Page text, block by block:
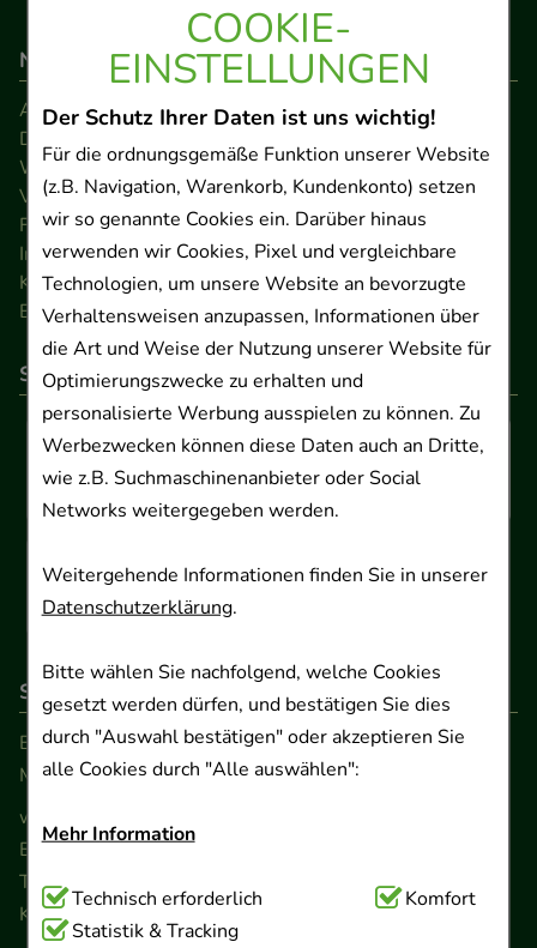
COOKIE-
EINSTELLUNGEN
Der Schutz Ihrer Daten ist uns wichtig!
Für die ordnungsgemäße Funktion unserer Website
(z.B. Navigation, Warenkorb, Kundenkonto) setzen
wir so genannte Cookies ein. Darüber hinaus
verwenden wir Cookies, Pixel und vergleichbare
Technologien, um unsere Website an bevorzugte
Verhaltensweisen anzupassen, Informationen über
die Art und Weise der Nutzung unserer Website für
Optimierungszwecke zu erhalten und
personalisierte Werbung ausspielen zu können. Zu
Werbezwecken können diese Daten auch an Dritte,
wie z.B. Suchmaschinenanbieter oder Social
Networks weitergegeben werden.
Weitergehende Informationen finden Sie in unserer
Datenschutzerklärung.
Bitte wählen Sie nachfolgend, welche Cookies
gesetzt werden dürfen, und bestätigen Sie dies
durch "Auswahl bestätigen" oder akzeptieren Sie
alle Cookies durch "Alle auswählen":
Mehr Information
Technisch Notwendig:Hierbei handelt es sich um
Cookies, die für die Grundfunktionen unserer
Technisch erforderlich
Komfort
Statistik & Tracking
Navigation
AGB
Datenschutz
Widerrufsrecht
Versandkosten
FAQ
Impressum
Kontakt
Barrierefreiheitserklärung
So können Sie bezahlen
So erreichen Sie uns
Beratung und Kundenservice:
Montag - Freitag von 9.00 bis 17.00 Uhr
www.ApoSalis.de
Ernst-August-Platz 2 · 30159 Hannover
Telefon 0511 89 71 80 0 · Fax 0511 89 71 80 11
Kontaktformular